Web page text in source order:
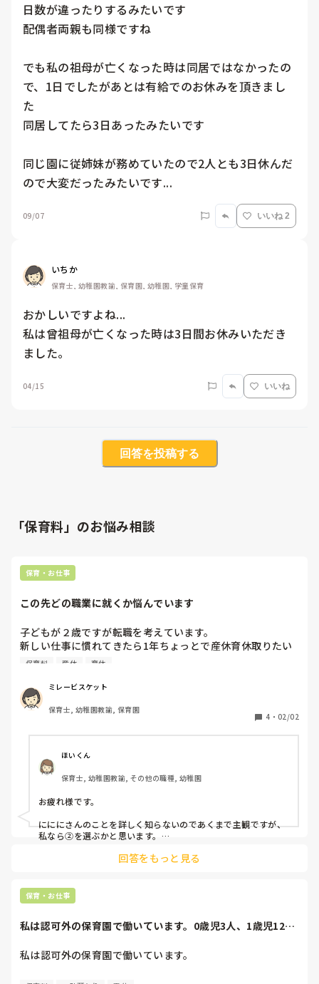
日数が違ったりするみたいです
配偶者両親も同様ですね
でも私の祖母が亡くなった時は同居ではなかったの
で、1日でしたがあとは有給でのお休みを頂きまし
た
同居してたら3日あったみたいです
同じ園に従姉妹が務めていたので2人とも3日休んだ
ので大変だったみたいです...
09/07 いいね 2
いちか
保育士, 幼稚園教諭, 保育園, 幼稚園, 学童保育
おかしいですよね...
私は曾祖母が亡くなった時は3日間お休みいただき
ました。
04/15 いいね
回答を投稿する
「保育料」のお悩み相談
保育・お仕事
この先どの職業に就くか悩んでいます
子どもが２歳ですが転職を考えています。
新しい仕事に慣れてきたら1年ちょっとで産休育休取りたい
と考えています。
すが片道45分ほどかかっているので
もう少し近い場所でパート、今より勤務を１時間くらい延ば
せたら時間を有効に使えるかなって思っています。
みなさんならどの職業を選びますか？
保育士は潜在保育士の支援で、就職準備金が貰えたり
2年働いたら保育料半額になったりする制度を
使えるのですが、子どもが保育園に入るのと同時期に
申し込みでないと使えません。
ゆくゆく正社員に、、と思って事務か、子ども服の店員とか
か、引き続き保育士か、2人目の保育園入園と同時に制度を
利用してから保育士に戻るか、、
③アパレルなどでゆるく働く
保育料 産休 育休
ミレービスケット
保育士, 幼稚園教諭, 保育園
4 ・ 02/02
ほいくん
保育士, 幼稚園教諭, その他の職種, 幼稚園
お疲れ様です。
にににさんのことを詳しく知らないのであくまで主観ですが、
私なら②を選ぶかと思います。
子育ての時期はとにかく忙しい！精神的にも肉体的にも追い込
いずれは保育の道へ・・・。保育で頑張ってきた人はやはりそ
いかなー。可能なら保育士としてもうすこし余裕を持って働け
るように配慮してもらえるところがあるといいのですが。
回答をもっと見る
保育・お仕事
私は認可外の保育園で働いています。0歳児3人、1歳児12人
私は認可外の保育園で働いています。